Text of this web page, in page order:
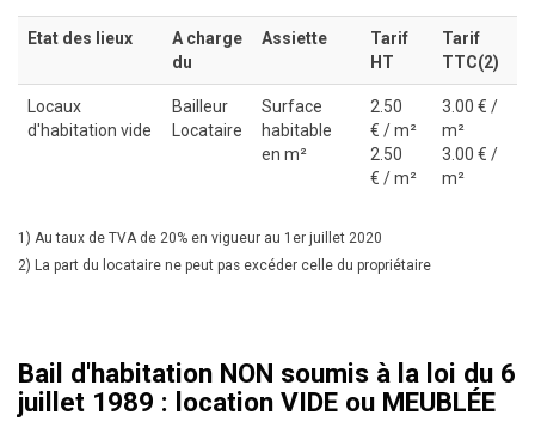
Etat des lieux
A charge
du
Assiette
Tarif
HT
Tarif
TTC(2)
Locaux
d'habitation vide
Bailleur
Locataire
Surface
habitable
en m²
2.50
€ / m²
2.50
€ / m²
3.00 € /
m²
3.00 € /
m²
1) Au taux de TVA de 20% en vigueur au 1er juillet 2020
2) La part du locataire ne peut pas excéder celle du propriétaire
Bail d'habitation NON soumis à la loi du 6
juillet 1989 : location VIDE ou MEUBLÉE